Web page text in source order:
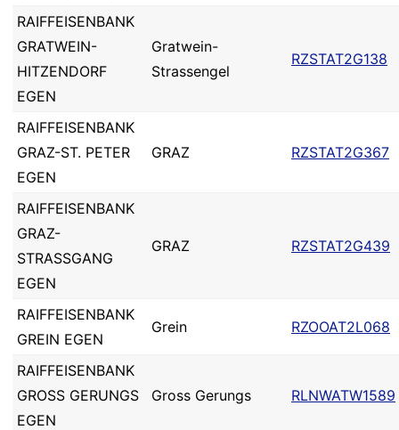
RAIFFEISENBANK
GRATWEIN-
HITZENDORF
EGEN
Gratwein-
Strassengel
RZSTAT2G138
RAIFFEISENBANK
GRAZ-ST. PETER
EGEN
GRAZ RZSTAT2G367
RAIFFEISENBANK
GRAZ-
STRASSGANG
EGEN
GRAZ RZSTAT2G439
RAIFFEISENBANK
GREIN EGEN
Grein RZOOAT2L068
RAIFFEISENBANK
GROSS GERUNGS
EGEN
Gross Gerungs RLNWATW1589